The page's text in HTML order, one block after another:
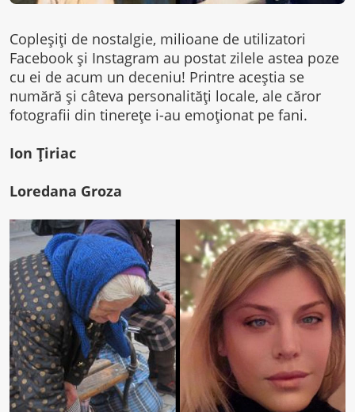
Copleşiţi de nostalgie, milioane de utilizatori
Facebook şi Instagram au postat zilele astea poze
cu ei de acum un deceniu! Printre aceştia se
numără şi câteva personalităţi locale, ale căror
fotografii din tinereţe i-au emoţionat pe fani.
Ion Ţiriac
Loredana Groza